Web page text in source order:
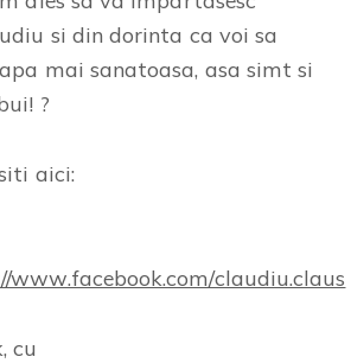
si din dorinta ca voi sa
mai sanatoasa, asa simt si
?
aici:
www.facebook.com/claudiu.claus
cu